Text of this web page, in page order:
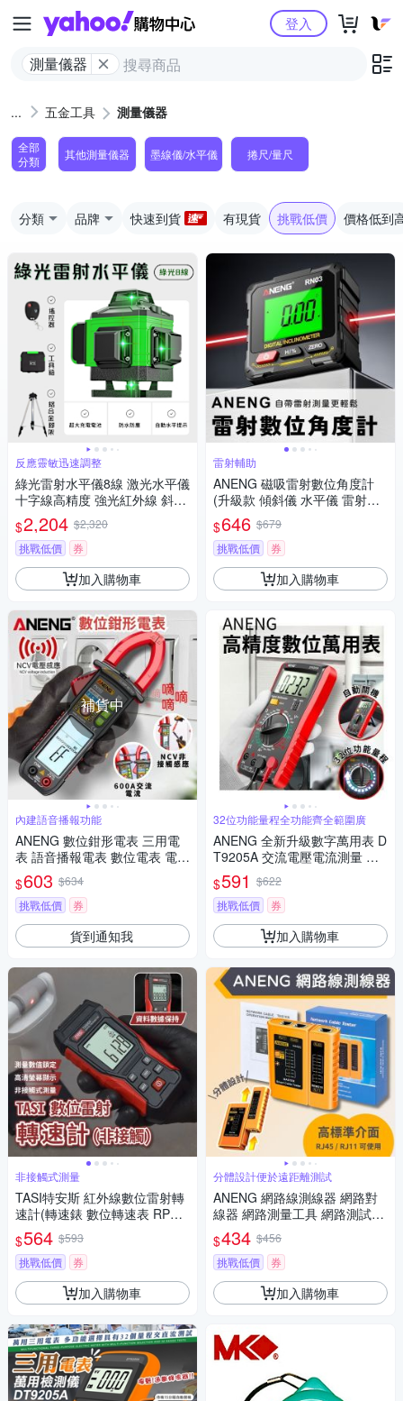
Yahoo購物中心
測量儀器
登入
五金工具 測量儀器
全部
分類
其他測量儀器 墨線儀/水平儀 捲尺/量尺
分類 品牌 快速到貨 有現貨 挑戰低價 價格低到
反應靈敏迅速調整
綠光雷射水平儀8線 激光水平儀
十字線高精度 強光紅外線 斜線
防水 攜帶型小型水平儀 綠光 雷
射水平儀
$2,204 $2,320
挑戰低價
券
加入購物車
補貨中
內建語音播報功能
ANENG 數位鉗形電表 三用電
表 語音播報電表 數位電表 電子
式萬用表
$603 $634
挑戰低價
券
貨到通知我
非接觸式測量
TASI特安斯 紅外線數位雷射轉
速計(轉速錶 數位轉速表 RPM
轉速 機測速 轉速測試 手持轉速
錶 風扇轉速)
$564 $593
挑戰低價
券
加入購物車
雷射輔助
ANENG 磁吸雷射數位角度計
(升級款 傾斜儀 水平儀 雷射水
平儀 數位量角器 坡度儀 傾角
儀)
$646 $679
挑戰低價
券
加入購物車
32位功能量程全功能齊全範圍廣
ANENG 全新升級數字萬用表 D
T9205A 交流電壓電流測量 蜂
鳴器檢測 三用電錶 電容 二級管
測量儀
$591 $622
挑戰低價
券
加入購物車
分體設計便於遠距離測試
ANENG 網路線測線器 網路對
線器 網路測量工具 網路測試儀
可調測量
$434 $456
挑戰低價
券
加入購物車